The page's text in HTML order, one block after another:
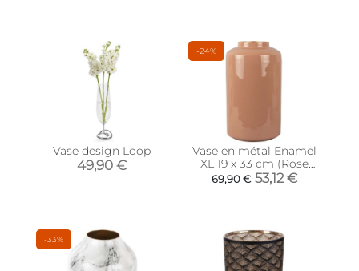
Vase design Loop
49,90 €
-24%
Vase en métal Enamel
XL 19 x 33 cm (Rose
pâle)
69,90 € 53,12 €
-33%